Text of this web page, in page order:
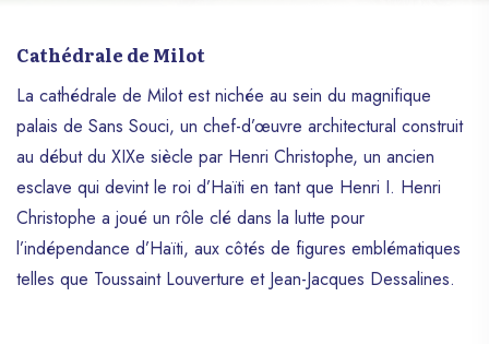
Cathédrale de Milot
La cathédrale de Milot est nichée au sein du magnifique
palais de Sans Souci, un chef-d’œuvre architectural construit
au début du XIXe siècle par Henri Christophe, un ancien
esclave qui devint le roi d’Haïti en tant que Henri I. Henri
Christophe a joué un rôle clé dans la lutte pour
l’indépendance d’Haïti, aux côtés de figures emblématiques
telles que Toussaint Louverture et Jean-Jacques Dessalines.